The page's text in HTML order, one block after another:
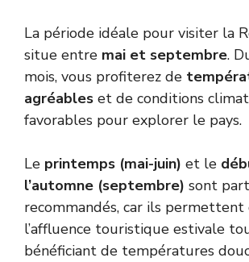
La période idéale pour visiter la
situe entre mai et septembre.
mois, vous profiterez de
agréables et de conditions
favorables pour explorer le pays.
Le printemps (mai-juin) et le
l’automne (septembre) sont
recommandés, car ils permettent
l’affluence touristique estivale
bénéficiant de températures